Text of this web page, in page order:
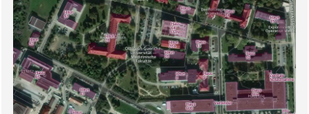
Sicherheitsabfrage: